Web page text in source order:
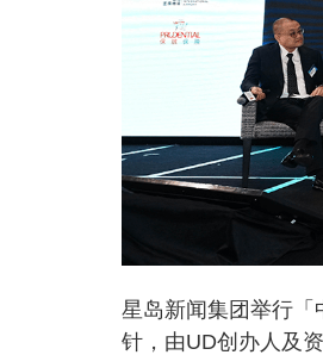
星岛新闻集团举行
针，由UD创办人及